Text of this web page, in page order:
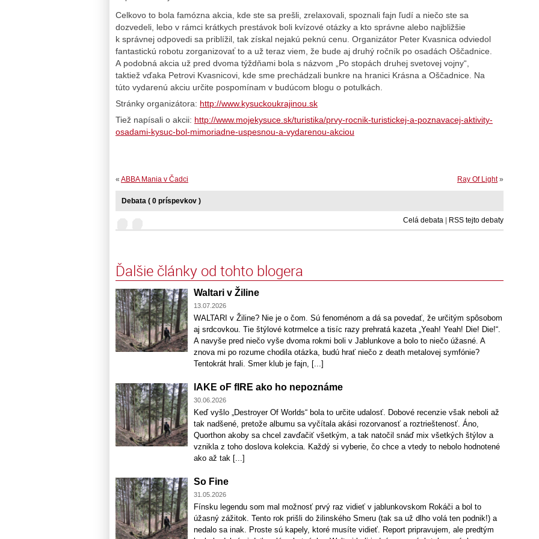
Celkovo to bola famózna akcia, kde ste sa prešli, zrelaxovali, spoznali fajn ľudí a niečo ste sa
dozvedeli, lebo v rámci krátkych prestávok boli kvízové otázky a kto správne alebo najbližšie
k správnej odpovedi sa priblížil, tak získal nejakú peknú cenu. Organizátor Peter Kvasnica odviedol
fantastickú robotu zorganizovať to a už teraz viem, že bude aj druhý ročník po osadách Oščadnice.
A podobná akcia už pred dvoma týždňami bola s názvom „Po stopách druhej svetovej vojny“,
taktiež vďaka Petrovi Kvasnicovi, kde sme prechádzali bunkre na hranici Krásna a Oščadnice. Na
túto vydarenú akciu určite pospomínam v budúcom blogu o potulkách.
Stránky organizátora: http://www.kysuckoukrajinou.sk
Tiež napísali o akcii: http://www.mojekysuce.sk/turistika/prvy-rocnik-turistickej-a-poznavacej-aktivity-
osadami-kysuc-bol-mimoriadne-uspesnou-a-vydarenou-akciou
Ray Of Light»
« ABBA Mania v Čadci
Debata ( 0 príspevkov )
Celá debata RSS tejto debaty
Ďalšie články od tohto blogera
Waltari v Žiline
13.07.2026
WALTARI v Žiline? Nie je o čom. Sú fenoménom a dá sa povedať, že určitým spôsobom
aj srdcovkou. Tie štýlové kotrmelce a tisíc razy prehratá kazeta „Yeah! Yeah! Die! Die!“.
A navyše pred niečo vyše dvoma rokmi boli v Jablunkove a bolo to niečo úžasné. A
znova mi po rozume chodila otázka, budú hrať niečo z death metalovej symfónie?
Tentokrát hrali. Smer klub je fajn, [...]
lAKE oF fIRE ako ho nepoznáme
30.06.2026
Keď vyšlo „Destroyer Of Worlds“ bola to určite udalosť. Dobové recenzie však neboli až
tak nadšené, pretože albumu sa vyčítala akási rozorvanosť a roztrieštenosť. Áno,
Quorthon akoby sa chcel zavďačiť všetkým, a tak natočil snáď mix všetkých štýlov a
vznikla z toho doslova kolekcia. Každý si vyberie, čo chce a vtedy to nebolo hodnotené
ako až tak [...]
So Fine
31.05.2026
Fínsku legendu som mal možnosť prvý raz vidieť v jablunkovskom Rokáči a bol to
úžasný zážitok. Tento rok prišli do žilinského Smeru (tak sa už dlho volá ten podnik!) a
nedalo sa inak. Proste sú kapely, ktoré musíte vidieť. Report pripravujem, ale predtým